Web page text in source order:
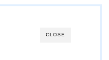
CLOSE